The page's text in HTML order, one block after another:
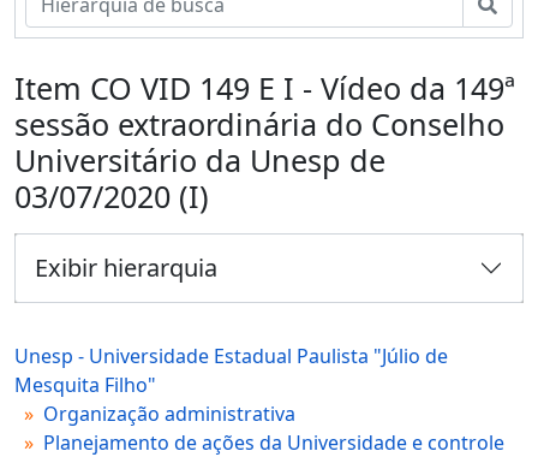
Item CO VID 149 E I - Vídeo da 149ª
sessão extraordinária do Conselho
Universitário da Unesp de
03/07/2020 (I)
Exibir hierarquia
Unesp - Universidade Estadual Paulista "Júlio de
Mesquita Filho"
Organização administrativa
Planejamento de ações da Universidade e controle